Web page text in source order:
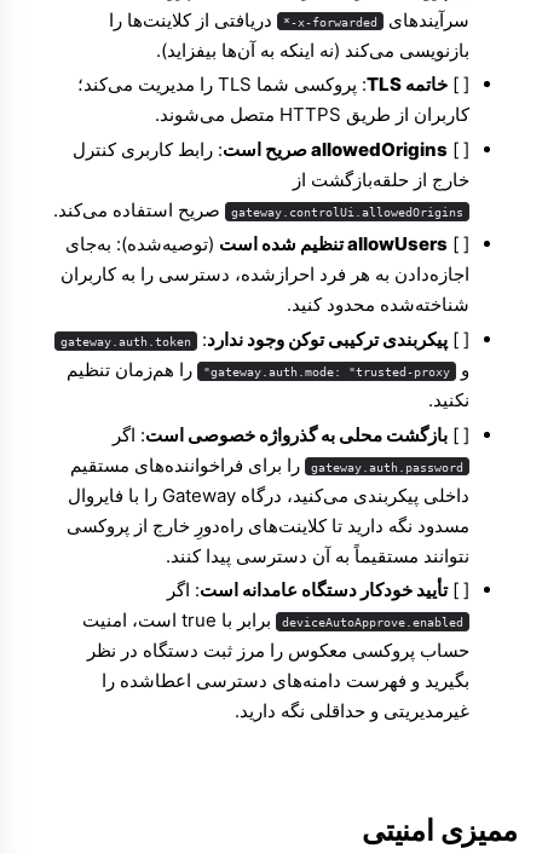
سرآیندهای
x-forwarded-*
دریافتی از کلاینت‌ها را
بازنویسی می‌کند (نه اینکه به آن‌ها بیفزاید).
[ ] خاتمه TLS
: پروکسی شما TLS را مدیریت می‌کند؛
کاربران از طریق HTTPS متصل می‌شوند.
[ ] allowedOrigins صریح است
: رابط کاربری کنترل
خارج از حلقه‌بازگشت از
gateway.controlUi.allowedOrigins صریح استفاده می‌کند.
[ ] allowUsers تنظیم شده است
(توصیه‌شده): به‌جای
اجازه‌دادن به هر فرد احرازشده، دسترسی را به کاربران
شناخته‌شده محدود کنید.
[ ] پیکربندی ترکیبی توکن وجود ندارد:
gateway.auth.token
و gateway.auth.mode: "trusted-proxy"
را هم‌زمان تنظیم
نکنید.
[ ] بازگشت محلی به گذرواژه خصوصی است: اگر
gateway.auth.password را برای فراخواننده‌های مستقیم
داخلی پیکربندی می‌کنید، درگاه Gateway را با فایروال
مسدود نگه دارید تا کلاینت‌های راه‌دورِ خارج از پروکسی
نتوانند مستقیماً به آن دسترسی پیدا کنند.
[ ]تأیید خودکار دستگاه عامدانه است: اگر
deviceAutoApprove.enabled
برابر با true است، امنیت
حساب پروکسی معکوس را مرز ثبت دستگاه در نظر
بگیرید و فهرست دامنه‌های دسترسی اعطاشده را
غیرمدیریتی و حداقلی نگه دارید.
ممیزی امنیتی
Molty